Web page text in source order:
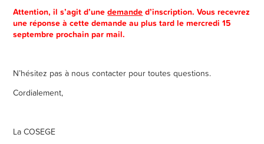
Attention, il s’agit d’unedemande d’inscription. Vous recevrez
une réponse à cette demande au plus tard le mercredi 15
septembre prochain par mail.
N’hésitez pas à nous contacter pour toutes questions.
Cordialement,
La COSEGE